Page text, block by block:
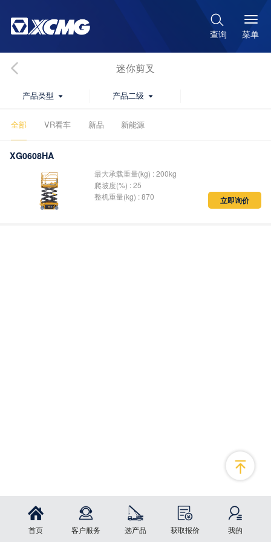

查询 菜单
首页 客户服务 选产品 获取报价 我的
迷你剪叉
产品类型  产品二级 
全部 VR看车 新品 新能源
XG0608HA
最大承载重量(kg) : 200kg
爬坡度(%) : 25
整机重量(kg) : 870
立即询价